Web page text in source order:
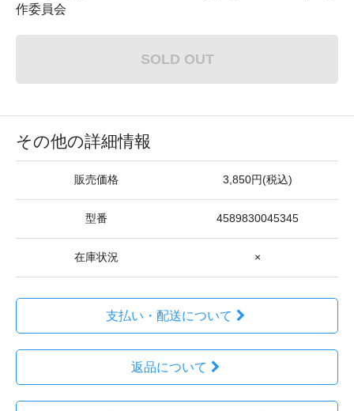
作委員会
SOLD OUT
その他の詳細情報
販売価格 3,850円(税込)
型番 4589830045345
在庫状況 ×
支払い・配送について
返品について